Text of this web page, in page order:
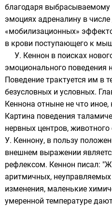
благодаря выбрасываемому
эмоциях адреналину в числе
«мобилизационных»
в крови поступающего к
У. Кеннон в поисках
эмоционального поведения
Поведение трактуется им в
безусловных и условных.
Кеннона отныне не что
Картина поведения
нервных центров, животного
У. Кеннону, в пользу
внешнем выражении
рефлексом. Кеннон писал:
аритмичных,
изменения, маленькие
умеренной температуре